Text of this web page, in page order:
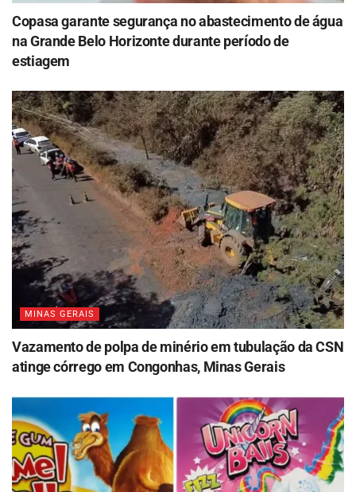
Copasa garante segurança no abastecimento de água
na Grande Belo Horizonte durante período de
estiagem
MINAS GERAIS
Vazamento de polpa de minério em tubulação da CSN
atinge córrego em Congonhas, Minas Gerais